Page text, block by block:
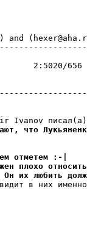
and
2:5020/656
что
отметем :-|
плохо
Он их любить
в них